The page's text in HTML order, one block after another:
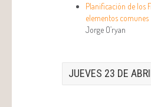
Planificación de los
elementos comunes
Jorge O’ryan
JUEVES 23 DE